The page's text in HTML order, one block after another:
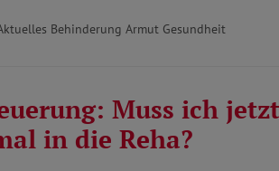
Behinderung Armut Gesundheit
Muss ich jetzt
in die Reha?